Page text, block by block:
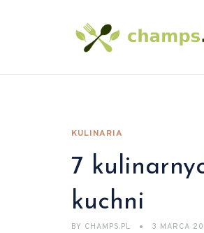
KULINARIA
7
kuchni
BY CHAMPS.PL 3 MARCA